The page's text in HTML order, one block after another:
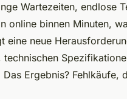
Wartezeiten, endlose
online binnen Minuten,
eine neue
Ergebnis? Fehlkäufe,